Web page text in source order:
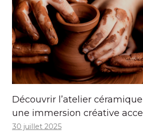
Découvrir l’atelier
une immersion créative
30 juillet 2025